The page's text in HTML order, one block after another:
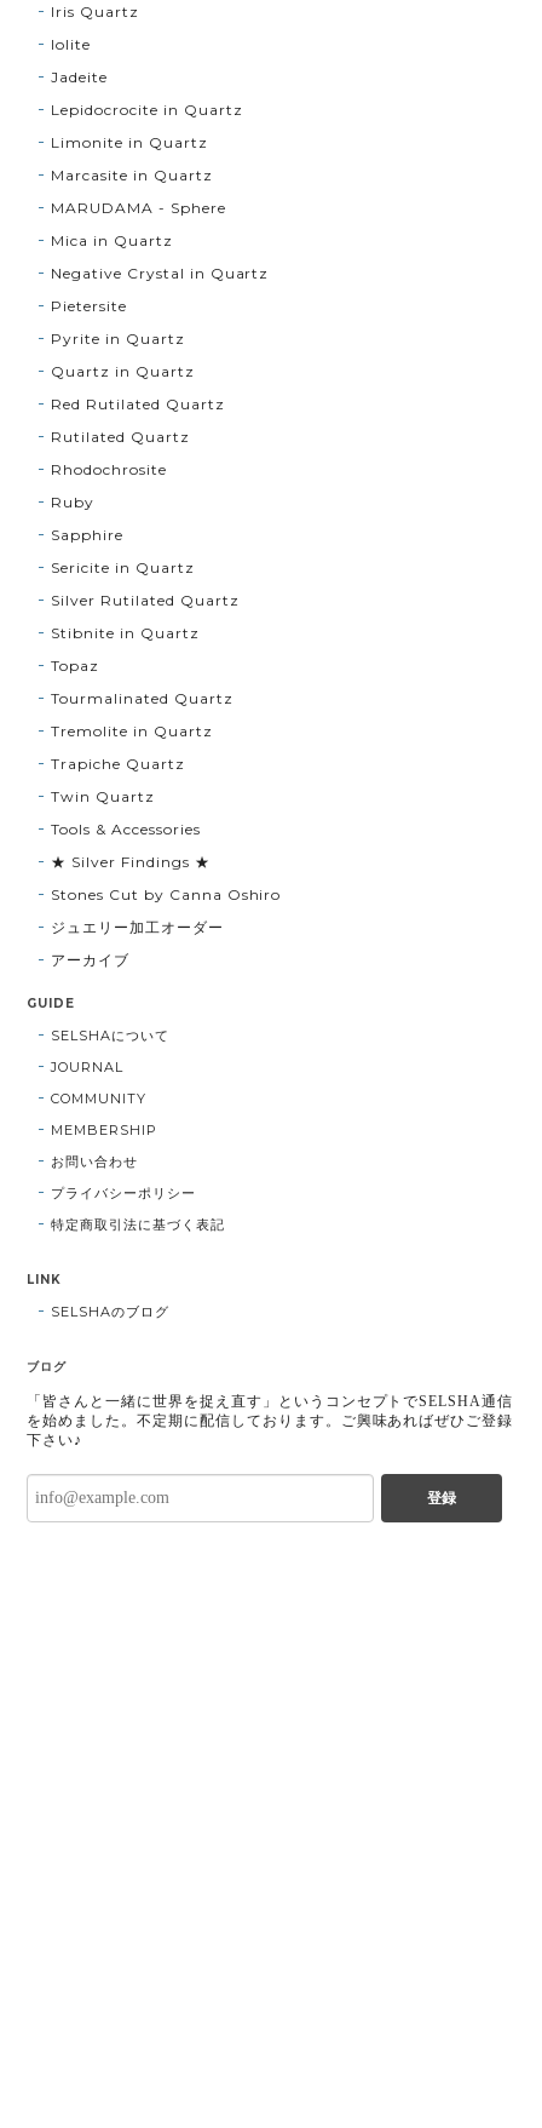
Iris Quartz
Iolite
Jadeite
Lepidocrocite in Quartz
Limonite in Quartz
Marcasite in Quartz
MARUDAMA - Sphere
Mica in Quartz
Negative Crystal in Quartz
Pietersite
Pyrite in Quartz
Quartz in Quartz
Red Rutilated Quartz
Rutilated Quartz
Rhodochrosite
Ruby
Sapphire
Sericite in Quartz
Silver Rutilated Quartz
Stibnite in Quartz
Topaz
Tourmalinated Quartz
Tremolite in Quartz
Trapiche Quartz
Twin Quartz
Tools & Accessories
★ Silver Findings ★
Stones Cut by Canna Oshiro
ジュエリー加工オーダー
アーカイブ
GUIDE
SELSHAについて
JOURNAL
COMMUNITY
MEMBERSHIP
お問い合わせ
プライバシーポリシー
特定商取引法に基づく表記
LINK
SELSHAのブログ
ブログ
「皆さんと一緒に世界を捉え直す」というコンセプトでSELSHA通信
を始めました。不定期に配信しております。ご興味あればぜひご登録
下さい♪
登録